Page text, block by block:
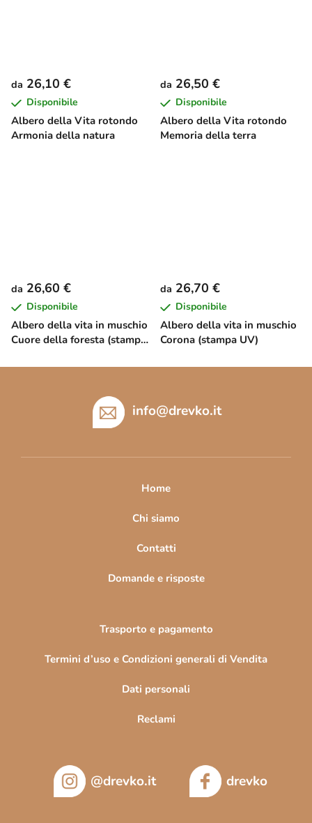
Albero della Vita rotondo
Armonia della natura
da 26,10 €
Disponibile
Albero della Vita rotondo
Memoria della terra
da 26,50 €
Disponibile
Albero della vita in muschio
Cuore della foresta (stampa
da 26,60 €
Disponibile
Albero della vita in muschio
Corona (stampa UV)
da 26,70 €
Disponibile
info@drevko.it
Home
Chi siamo
Contatti
Domande e risposte
Trasporto e pagamento
Termini d’uso e Condizioni generali di Vendita
Dati personali
Reclami
@drevko.it drevko